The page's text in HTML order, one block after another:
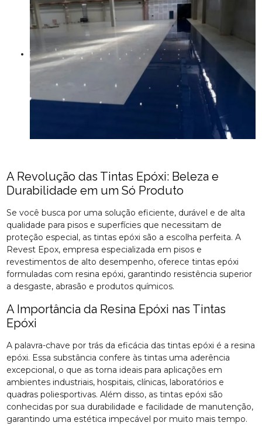
A Revolução das Tintas Epóxi: Beleza e
Durabilidade em um Só Produto
Se você busca por uma solução eficiente, durável e de alta
qualidade para pisos e superfícies que necessitam de
proteção especial, as tintas epóxi são a escolha perfeita. A
Revest Epox, empresa especializada em pisos e
revestimentos de alto desempenho, oferece tintas epóxi
formuladas com resina epóxi, garantindo resistência superior
a desgaste, abrasão e produtos químicos.
A Importância da Resina Epóxi nas Tintas
Epóxi
A palavra-chave por trás da eficácia das tintas epóxi é a resina
epóxi. Essa substância confere às tintas uma aderência
excepcional, o que as torna ideais para aplicações em
ambientes industriais, hospitais, clínicas, laboratórios e
quadras poliesportivas. Além disso, as tintas epóxi são
conhecidas por sua durabilidade e facilidade de manutenção,
garantindo uma estética impecável por muito mais tempo.